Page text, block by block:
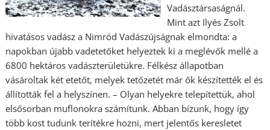
Vadásztársaságnál.
Mint azt Ilyés Zsolt
hivatásos vadász a Nimród Vadászújságnak elmondta: a
napokban újabb vadetetőket helyeztek ki a meglévők mellé a
6800 hektáros vadászterületükre. Félkész állapotban
vásároltak két etetőt, melyek tetőzetét már ők készítették el és
állították fel a helyszínen. – Olyan helyekre telepítettük, ahol
elsősorban muflonokra számítunk. Abban bízunk, hogy így
több kost tudunk terítékre hozni, mert jelentős keresletet